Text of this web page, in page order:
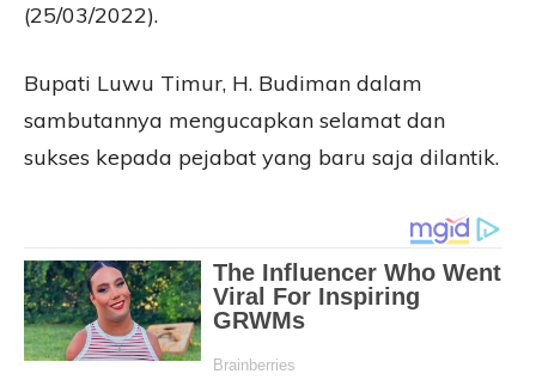
(25/03/2022).
Bupati Luwu Timur, H. Budiman dalam
sambutannya mengucapkan selamat dan
sukses kepada pejabat yang baru saja dilantik.